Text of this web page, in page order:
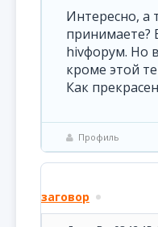
Интересно, а
принимаете?
hivфорум. Но
кроме этой
Как
Профиль
заговор